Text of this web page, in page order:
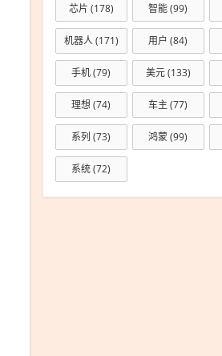
芯片 (178) 智能(99)
机器人(171) 用户 (84)
手机(79) 美元(133)
理想(74) 车主 (77)
系列 (73) 鸿蒙(99)
系统(72)